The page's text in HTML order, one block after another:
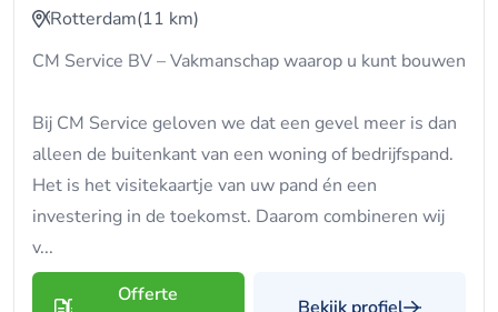
Rotterdam(11 km)
CM Service BV – Vakmanschap waarop u kunt bouwen
Bij CM Service geloven we dat een gevel meer is dan
alleen de buitenkant van een woning of bedrijfspand.
Het is het visitekaartje van uw pand én een
investering in de toekomst. Daarom combineren wij
v...
Offerte